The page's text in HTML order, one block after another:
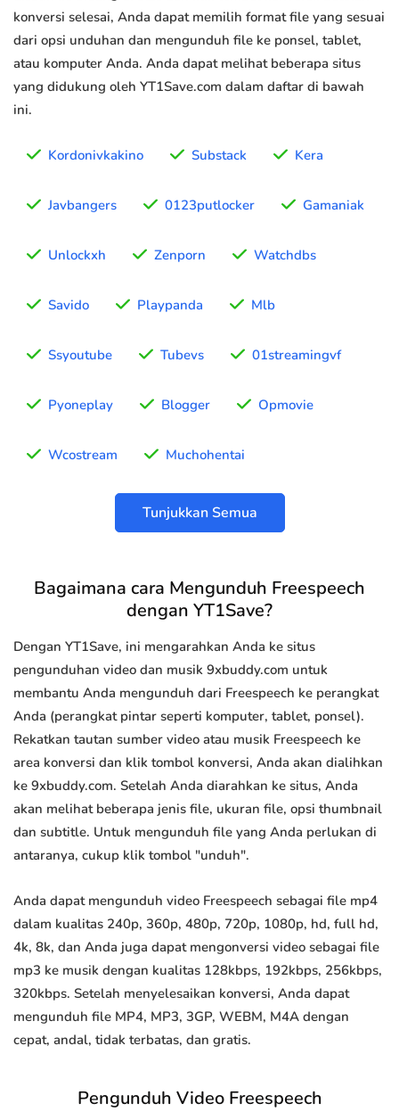
konversi selesai, Anda dapat memilih format file yang sesuai
dari opsi unduhan dan mengunduh file ke ponsel, tablet,
atau komputer Anda. Anda dapat melihat beberapa situs
yang didukung oleh YT1Save.com dalam daftar di bawah
ini.
Kordonivkakino Substack Kera
Javbangers 0123putlocker Gamaniak
Unlockxh Zenporn Watchdbs
Savido Playpanda Mlb
Ssyoutube Tubevs 01streamingvf
Pyoneplay Blogger Opmovie
Wcostream Muchohentai
Tunjukkan Semua
Bagaimana cara Mengunduh Freespeech
dengan YT1Save?
Dengan YT1Save, ini mengarahkan Anda ke situs
pengunduhan video dan musik 9xbuddy.com untuk
membantu Anda mengunduh dari Freespeech ke perangkat
Anda (perangkat pintar seperti komputer, tablet, ponsel).
Rekatkan tautan sumber video atau musik Freespeech ke
area konversi dan klik tombol konversi, Anda akan dialihkan
ke 9xbuddy.com. Setelah Anda diarahkan ke situs, Anda
akan melihat beberapa jenis file, ukuran file, opsi thumbnail
dan subtitle. Untuk mengunduh file yang Anda perlukan di
antaranya, cukup klik tombol "unduh".
Anda dapat mengunduh video Freespeech sebagai file mp4
dalam kualitas 240p, 360p, 480p, 720p, 1080p, hd, full hd,
4k, 8k, dan Anda juga dapat mengonversi video sebagai file
mp3 ke musik dengan kualitas 128kbps, 192kbps, 256kbps,
320kbps. Setelah menyelesaikan konversi, Anda dapat
mengunduh file MP4, MP3, 3GP, WEBM, M4A dengan
cepat, andal, tidak terbatas, dan gratis.
Pengunduh Video Freespeech